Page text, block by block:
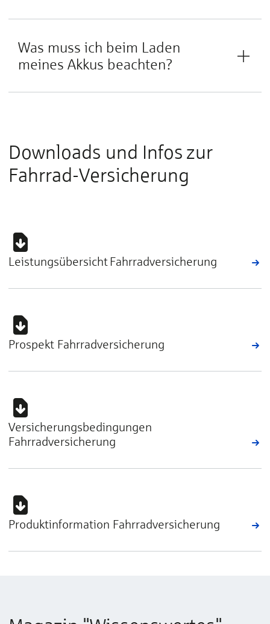
Was muss ich beim Laden
meines Akkus beachten?
Downloads und Infos zur
Fahrrad-Versicherung
Leistungsübersicht Fahrradversicherung
Prospekt Fahrradversicherung
Versicherungsbedingungen
Fahrradversicherung
Produktinformation Fahrradversicherung